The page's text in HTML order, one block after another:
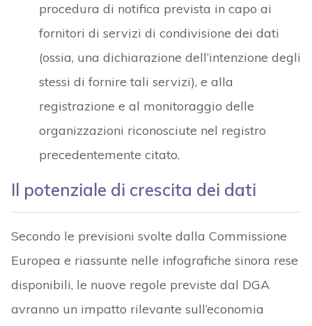
procedura di notifica prevista in capo ai
fornitori di servizi di condivisione dei dati
(ossia, una dichiarazione dell’intenzione degli
stessi di fornire tali servizi), e alla
registrazione e al monitoraggio delle
organizzazioni riconosciute nel registro
precedentemente citato.
Il potenziale di crescita dei dati
Secondo le previsioni svolte dalla Commissione
Europea e riassunte nelle infografiche sinora rese
disponibili, le nuove regole previste dal DGA
avranno un impatto rilevante sull’economia